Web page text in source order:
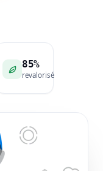
85%
revalorisé